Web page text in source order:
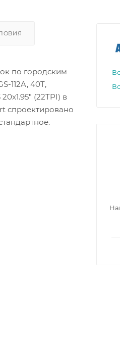
по городским
112A, 40T,
(22TPI) в
спроектировано